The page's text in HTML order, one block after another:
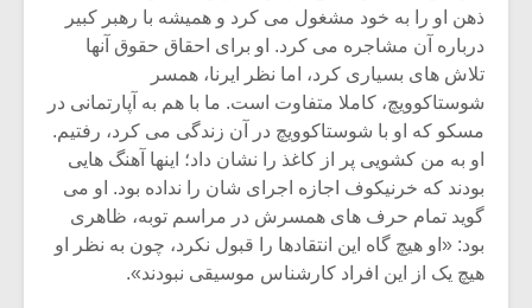
ذهن او را به خود مشغول می کرد و همیشه با رهبر کبیر
درباره آن مشاجره می کرد. او برای احقاق حقوق آنها
تلاش های بسیاری کرد، اما نظر ایرنا، همسر
شوستاکوویچ، کاملا متفاوت است. ما با هم به آپارتمانی در
مسکو که او با شوستاکوویچ در آن زندگی می کرد، رفتیم.
او به من کشویی پر از کاغذ را نشان داد؛ اینها آهنگ هایی
بودند که خرنیکوف اجازه اجرای شان را نداده بود. او می
گوید تمام حرف های همسرش در مراسم توبه، ظاهری
بود: «او هیچ گاه این انتقادها را قبول نکرد، چون به نظر او
هیچ یک از این افراد کارشناس موسیقی نبودند».